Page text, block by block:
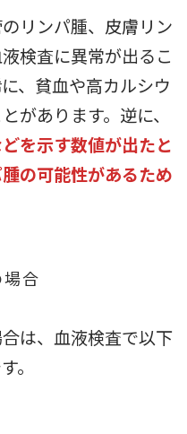
リンパ腫、皮膚リン
検査に異常が出るこ
、貧血や高カルシウ
があります。逆に、
を示す数値が出たと
の可能性があるため
合
は、血液検査で以下
。